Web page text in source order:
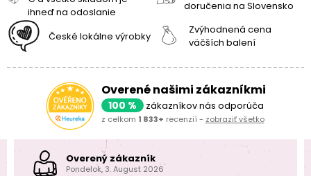
ihneď na odoslanie
doručenia na Slovensko
České lokálne výrobky
Zvýhodnená cena
väčších balení
Overené našimi zákazníkmi
100 % zákazníkov nás odporúča
z celkom 1 833+ recenzií - zobraziť všetko
Overený zákazník
Pondelok, 3. August 2026